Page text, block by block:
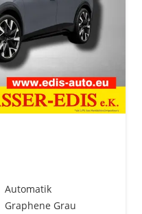
Automatik
Graphene Grau